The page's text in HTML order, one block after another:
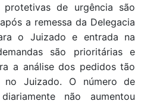
de urgência são
a remessa da Delegacia
o Juizado e entrada na
são prioritárias e
a análise dos pedidos tão
no Juizado. O número de
não aumentou